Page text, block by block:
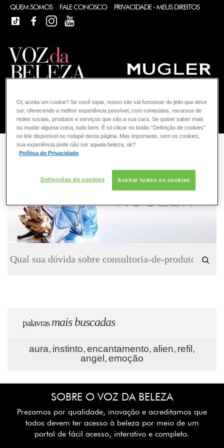
QUEM SOMOS FALE CONOSCO
PRIVACIDADE - MEUS DIREITOS
TIKTOK
FACEBOOKFACEBOOK
COMO POSSO AJUDAR? DÚVIDAS SOBRE:
FRAGRÂNCIA
VOZ DA BELEZA
MUGLER
CONSULTORIA DE PRODUTOS MUGLER
palavrasmais buscadas
aura, instinto,encantamento,alien, refil,
angel,emoção
SOBRE O VOZ DA BELEZA
Prezamos por qualidade, inovação e acreditamos que
todos devem ter acesso à beleza por meio de um
portal de fácil acesso, interativo e completo.
Oi, aceita um cookie? Se você topar, nosso site vai funcionar do jeito que deve
ser, oferecendo a melhor experiência possível, com conteúdos, recursos de
redes sociais, produtos e serviços que são a sua cara. Se quiser saber mais
ou mudar alguma coisa, tudo bem. É só clicar no botão “Definição de cookies”
no link disponível no rodapé desta página. Mas importante, sem os cookies,
sua experiência pode não ser aquela beleza, ok?
Política de Privacidade
Definições de cookies Aceitar todos os cookies